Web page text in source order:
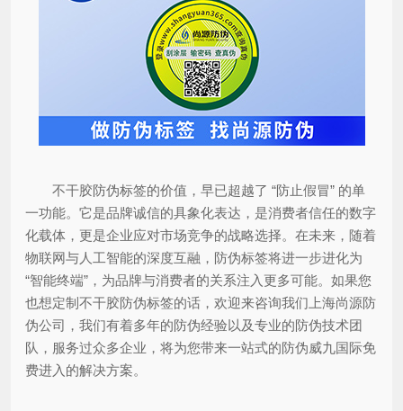
不干胶防伪标签的价值，早已超越了 “防止假冒” 的单
一功能。它是品牌诚信的具象化表达，是消费者信任的数字
化载体，更是企业应对市场竞争的战略选择。在未来，随着
物联网与人工智能的深度互融，防伪标签将进一步进化为
“智能终端”，为品牌与消费者的关系注入更多可能。如果您
也想定制不干胶防伪标签的话，欢迎来咨询我们上海尚源防
伪公司，我们有着多年的防伪经验以及专业的防伪技术团
队，服务过众多企业，将为您带来一站式的防伪威九国际免
费进入的解决方案。